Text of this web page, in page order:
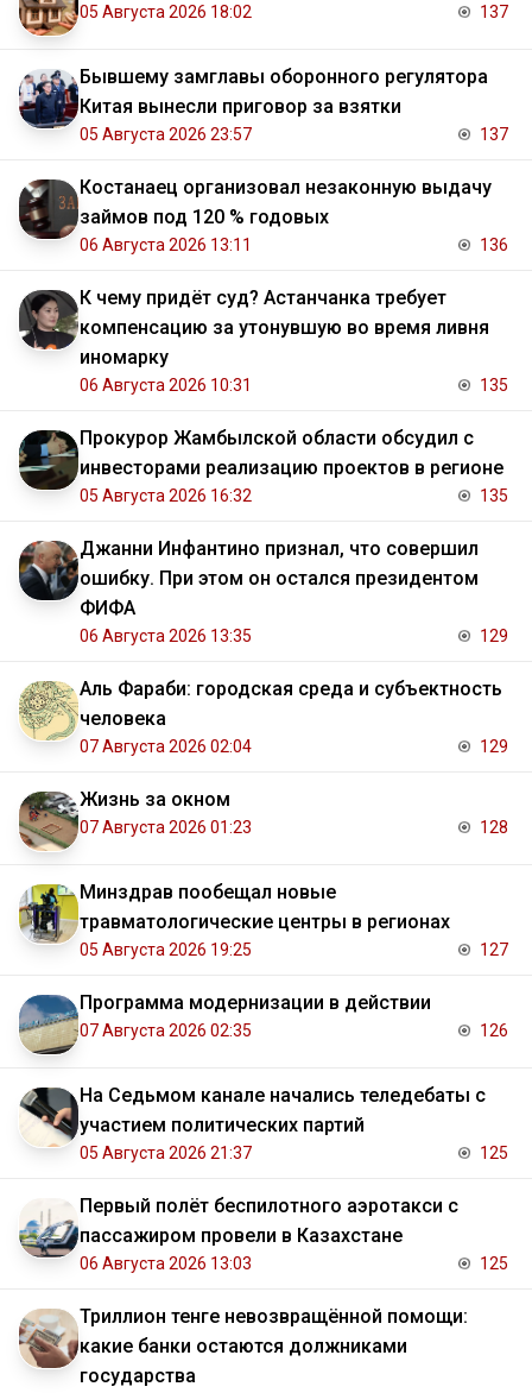
05 Августа 2026 18:02 137
Бывшему замглавы оборонного регулятора
Китая вынесли приговор за взятки
05 Августа 2026 23:57 137
Костанаец организовал незаконную выдачу
займов под 120 % годовых
06 Августа 2026 13:11 136
К чему придёт суд? Астанчанка требует
компенсацию за утонувшую во время ливня
иномарку
06 Августа 2026 10:31 135
Прокурор Жамбылской области обсудил с
инвесторами реализацию проектов в регионе
05 Августа 2026 16:32 135
Джанни Инфантино признал, что совершил
ошибку. При этом он остался президентом
ФИФА
06 Августа 2026 13:35 129
Аль Фараби: городская среда и субъектность
человека
07 Августа 2026 02:04 129
Жизнь за окном
07 Августа 2026 01:23 128
Минздрав пообещал новые
травматологические центры в регионах
05 Августа 2026 19:25 127
Программа модернизации в действии
07 Августа 2026 02:35 126
На Седьмом канале начались теледебаты с
участием политических партий
05 Августа 2026 21:37 125
Первый полёт беспилотного аэротакси с
пассажиром провели в Казахстане
06 Августа 2026 13:03 125
Триллион тенге невозвращённой помощи:
какие банки остаются должниками
государства